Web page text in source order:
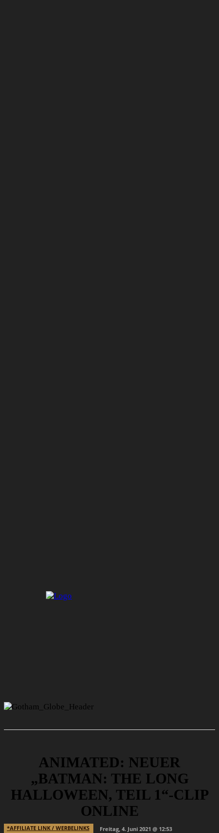
ANIMATED: NEUER
„BATMAN: THE LONG
HALLOWEEN, TEIL 1“-CLIP
ONLINE
*AFFILIATE LINK / WERBELINKS Freitag, 4. Juni 2021 @ 12:53